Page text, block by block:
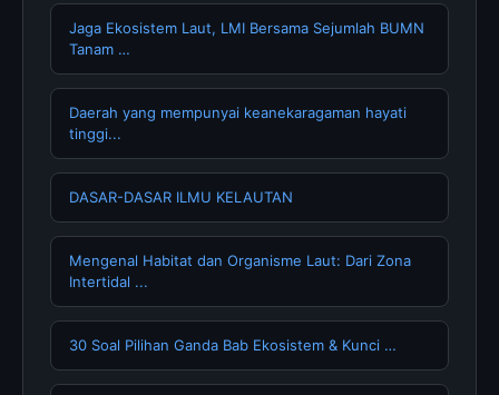
Jaga Ekosistem Laut, LMI Bersama Sejumlah BUMN
Tanam …
Daerah yang mempunyai keanekaragaman hayati
tinggi...
DASAR-DASAR ILMU KELAUTAN
Mengenal Habitat dan Organisme Laut: Dari Zona
Intertidal ...
30 Soal Pilihan Ganda Bab Ekosistem & Kunci …